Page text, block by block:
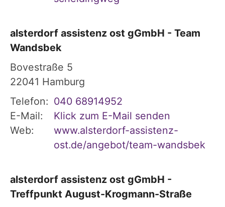
alsterdorf assistenz ost gGmbH - Team
Wandsbek
Bovestraße 5
22041 Hamburg
Telefon: 040 68914952
E-Mail:
Klick zum E-Mail senden
Web:
www.alsterdorf-assistenz-
ost.de/angebot/team-wandsbek
alsterdorf assistenz ost gGmbH -
Treffpunkt August-Krogmann-Straße